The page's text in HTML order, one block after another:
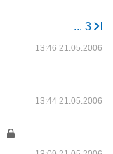
... 3
13:46 21.05.2006
13:44 21.05.2006